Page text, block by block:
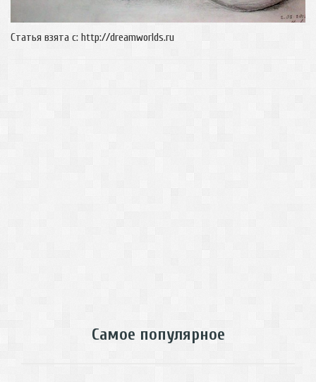
Статья взята с: http://dreamworlds.ru
Самое популярное